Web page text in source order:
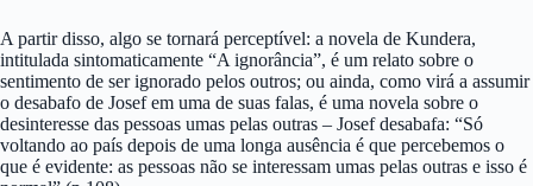
A partir disso, algo se tornará perceptível: a novela de Kundera,
intitulada sintomaticamente “A ignorância”, é um relato sobre o
sentimento de ser ignorado pelos outros; ou ainda, como virá a assumir
o desabafo de Josef em uma de suas falas, é uma novela sobre o
desinteresse das pessoas umas pelas outras – Josef desabafa: “Só
voltando ao país depois de uma longa ausência é que percebemos o
que é evidente: as pessoas não se interessam umas pelas outras e isso é